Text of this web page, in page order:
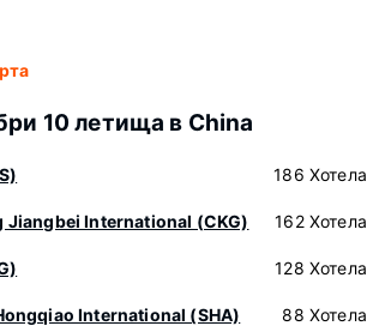
10 летища в China
186 Хотела
Jiangbei International (CKG) 162 Хотела
128 Хотела
International (SHA) 88 Хотела